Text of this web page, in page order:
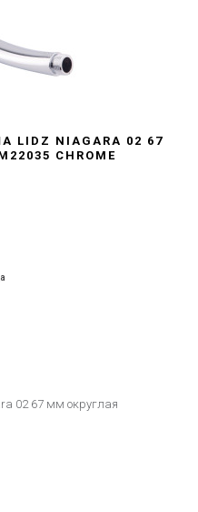
NIAGARA 02 67
CHROME
02 67 мм округлая